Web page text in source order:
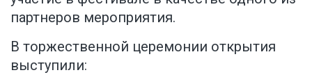
партнеров мероприятия.
В торжественной церемонии открытия
выступили: